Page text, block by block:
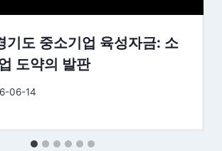
도 중소기업 육성자금: 소
도약의 발판
06-14